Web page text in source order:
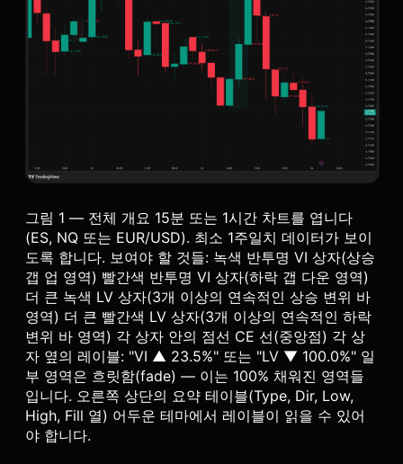
그림 1 — 전체 개요 15분 또는 1시간 차트를 엽니다
(ES, NQ 또는 EUR/USD). 최소 1주일치 데이터가 보이
도록 합니다. 보여야 할 것들: 녹색 반투명 VI 상자(상승
갭 업 영역) 빨간색 반투명 VI 상자(하락 갭 다운 영역)
더 큰 녹색 LV 상자(3개 이상의 연속적인 상승 변위 바
영역) 더 큰 빨간색 LV 상자(3개 이상의 연속적인 하락
변위 바 영역) 각 상자 안의 점선 CE 선(중앙점) 각 상
자 옆의 레이블: "VI ▲ 23.5%" 또는 "LV ▼ 100.0%" 일
부 영역은 흐릿함(fade) — 이는 100% 채워진 영역들
입니다. 오른쪽 상단의 요약 테이블(Type, Dir, Low,
High, Fill 열) 어두운 테마에서 레이블이 읽을 수 있어
야 합니다.